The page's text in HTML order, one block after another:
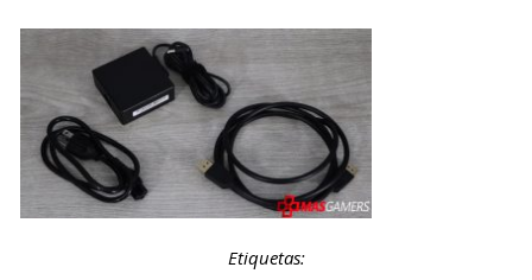
Etiquetas: